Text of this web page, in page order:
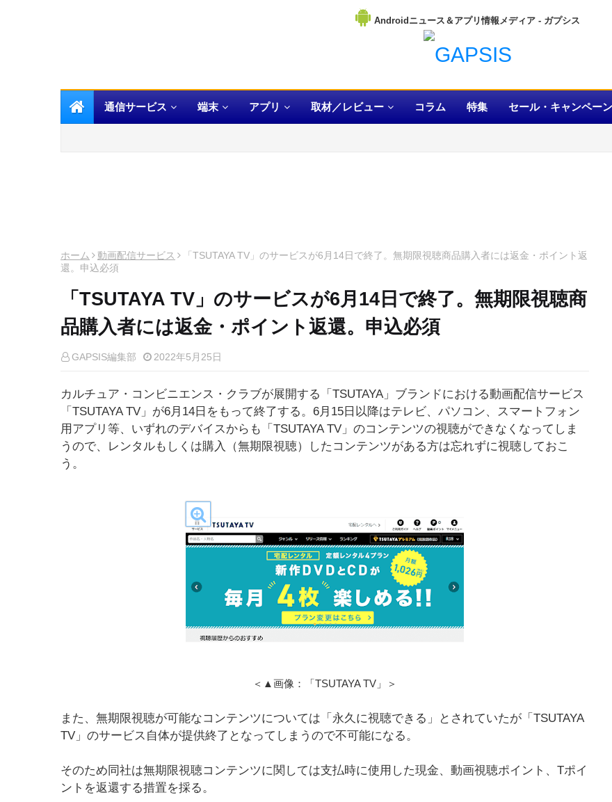
Androidニュース＆アプリ情報メディア
通信サービス 端末 アプリ 取材／レビュー コラム 特集 セール・キャンペー
ホーム 動画配信サービス
「TSUTAYA TV」のサービスが6月14日で終了。無期限視聴商品購入者には返金・ポイント返
還。申込必須
「TSUTAYA TV」のサービスが6月14日で終了。無期限視聴商
品購入者には返金・ポイント返還。申込必須
GAPSIS編集部 2022年5月25日
カルチュア・コンビニエンス・クラブが展開する「TSUTAYA」ブランドにおける動画配信サービス
「TSUTAYA TV」が6月14日をもって終了する。6月15日以降はテレビ、パソコン、スマートフォン
用アプリ等、いずれのデバイスからも「TSUTAYA TV」のコンテンツの視聴ができなくなってしま
うので、レンタルもしくは購入（無期限視聴）したコンテンツがある方は忘れずに視聴しておこ
う。
＜▲画像：「TSUTAYA TV」＞
また、無期限視聴が可能なコンテンツについては「永久に視聴できる」とされていたが「TSUTAYA
TV」のサービス自体が提供終了となってしまうので不可能になる。
そのため同社は無期限視聴コンテンツに関しては支払時に使用した現金、動画視聴ポイント、Tポイ
ントを返還する措置を採る。